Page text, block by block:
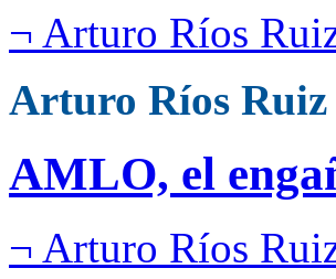
¬ Arturo Ríos
Arturo Ríos Ruiz
AMLO, el
¬ Arturo Ríos